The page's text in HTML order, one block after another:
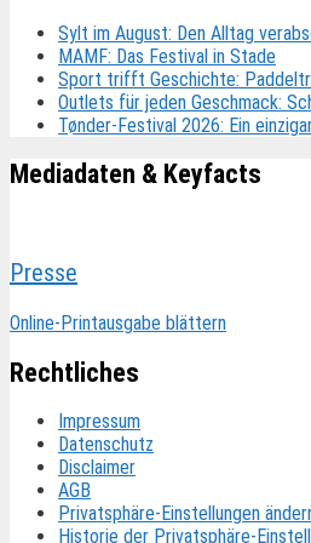
Sylt im August: Den Alltag
MAMF: Das Festival in Stade
Sport trifft Geschichte:
Outlets für jeden Geschmack:
Tønder-Festival 2026: Ein
Mediadaten & Keyfacts
Presse
Online-Printausgabe blättern
Rechtliches
Impressum
Datenschutz
Disclaimer
AGB
Privatsphäre-Einstellungen
Historie der Privatsphäre-